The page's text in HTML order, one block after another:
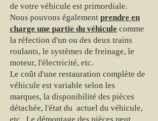
de votre véhicule est primordiale.
Nous pouvons également prendre en
charge une partie du véhicule comme
la réfection d'un ou des deux trains
roulants, le systèmes de freinage, le
moteur, l'électricité, etc.
Le coût d'une restauration complète de
véhicule est variable selon les
marques, la disponibilité des pièces
détachée, l'état du actuel du véhicule,